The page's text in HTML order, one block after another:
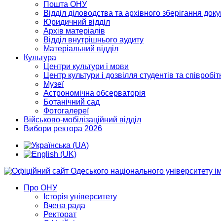
Пошта ОНУ
Відділ діловодства та архівного зберігання
Юридичний відділ
Архів матеріалів
Відділ внутрішнього аудиту
Матеріальний відділ
Культура
Центри культури і мови
Центр культури і дозвілля студентів та
Музеї
Астрономічна обсерваторія
Ботанічний сад
Фотогалереї
Військово-мобілізаційний відділ
Вибори ректора 2026
Про ОНУ
Історія університету
Вчена рада
Ректорат